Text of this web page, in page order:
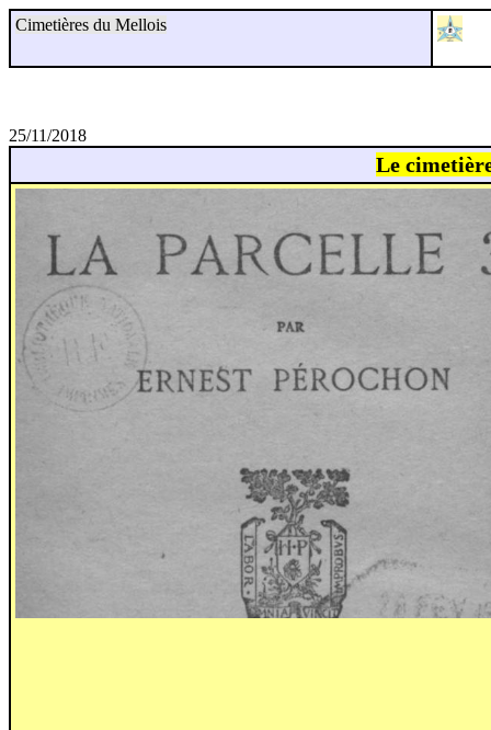
Cimetières du Mellois
25/11/2018
Le